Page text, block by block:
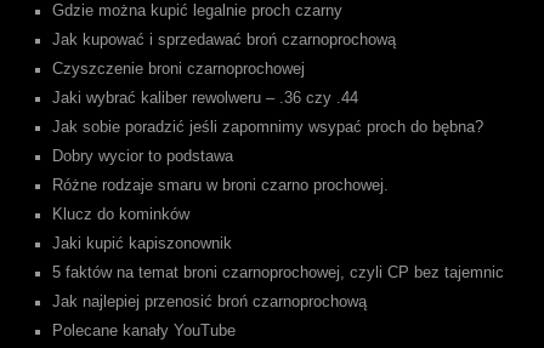
Gdzie można kupić legalnie proch czarny
Jak kupować i sprzedawać broń czarnoprochową
Czyszczenie broni czarnoprochowej
Jaki wybrać kaliber rewolweru – .36 czy .44
Jak sobie poradzić jeśli zapomnimy wsypać proch do bębna?
Dobry wycior to podstawa
Różne rodzaje smaru w broni czarno prochowej.
Klucz do kominków
Jaki kupić kapiszonownik
5 faktów na temat broni czarnoprochowej, czyli CP bez tajemnic
Jak najlepiej przenosić broń czarnoprochową
Polecane kanały YouTube